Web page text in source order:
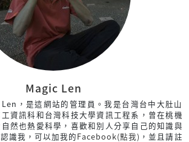
Magic Len
，是這網站的管理員。我是台灣台中大肚山
工資訊科和台灣科技大學資訊工程系，曾在桃機
然也熱愛科學，喜歡和別人分享自己的知識與
識我，可以加我的Facebook(點我) ，並且請註